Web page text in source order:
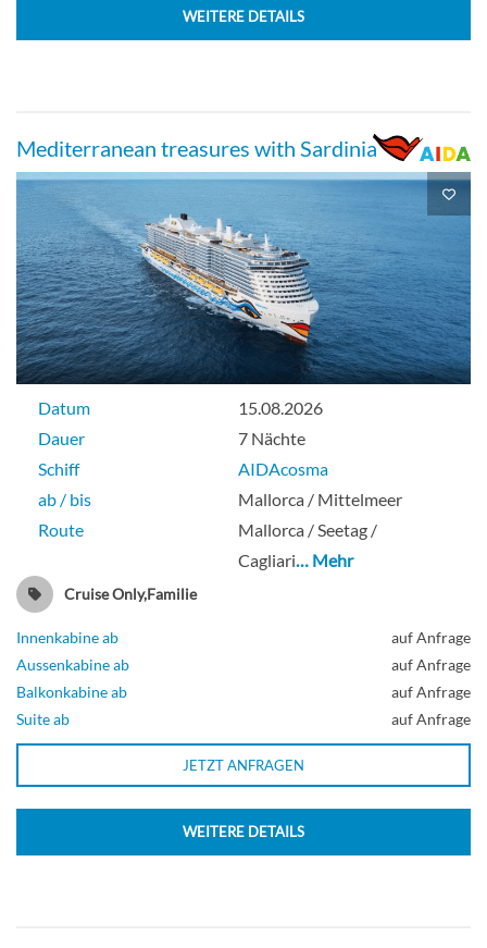
Guarantee Veranda cabin deluxe with
lounge-[DV]
Balkonkabine
Innenkabine
Inside cabin-[IB]
Deck 10
Innenkabine
WEITERE DETAILS
Mediterranean treasures with Sardinia
Datum
15.08.2026
Dauer
7 Nächte
Schiff
AIDAcosma
ab / bis
Mallorca / Mittelmeer
Route
Mallorca / Seetag /
Cagliari… Mehr
Cruise Only,Familie
Innenkabine ab
auf Anfrage
Aussenkabine ab
auf Anfrage
Balkonkabine ab
auf Anfrage
Suite ab
auf Anfrage
JETZT ANFRAGEN
WEITERE DETAILS